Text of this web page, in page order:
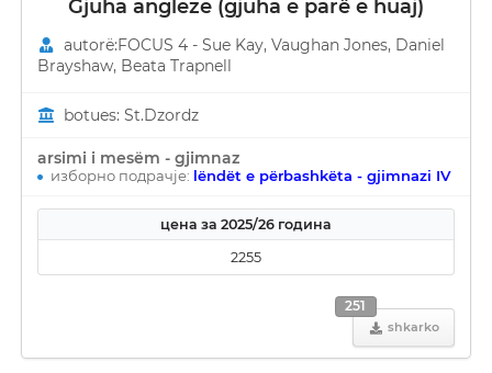
Gjuha angleze (gjuha e parë e huaj)
autorë:FOCUS 4 - Sue Kay, Vaughan Jones, Daniel
Brayshaw, Beata Trapnell
botues: St.Dzordz
arsimi i mesëm - gjimnaz
изборно подрачје: lëndët e përbashkëta - gjimnazi IV
цена за 2025/26 година
2255
shkarko
251